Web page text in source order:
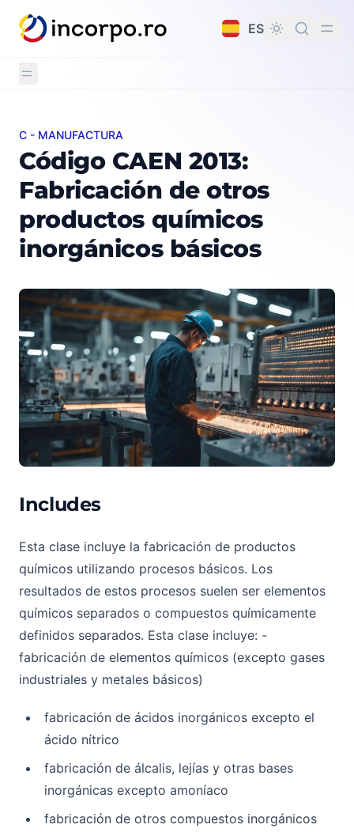
principal
ES
Código CAEN 2013: Fabricación de otros productos
C - MANUFACTURA
Código CAEN 2013:
Fabricación de otros
productos químicos
inorgánicos básicos
Includes
Esta clase incluye la fabricación de productos
químicos utilizando procesos básicos. Los
resultados de estos procesos suelen ser elementos
químicos separados o compuestos químicamente
definidos separados. Esta clase incluye: -
fabricación de elementos químicos (excepto gases
industriales y metales básicos)
fabricación de ácidos inorgánicos excepto el
ácido nítrico
fabricación de álcalis, lejías y otras bases
inorgánicas excepto amoníaco
fabricación de otros compuestos inorgánicos